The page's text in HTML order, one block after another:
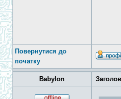
Повернутися до
початку
Babylon